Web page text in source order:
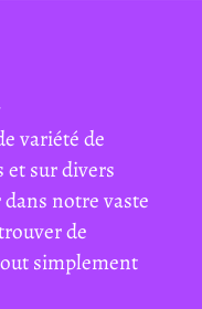
variété de
et sur divers
notre vaste
de
simplement